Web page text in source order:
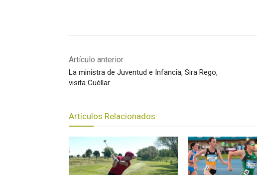
Artículo anterior
La ministra de Juventud e Infancia, Sira Rego,
visita Cuéllar
Artículos Relacionados